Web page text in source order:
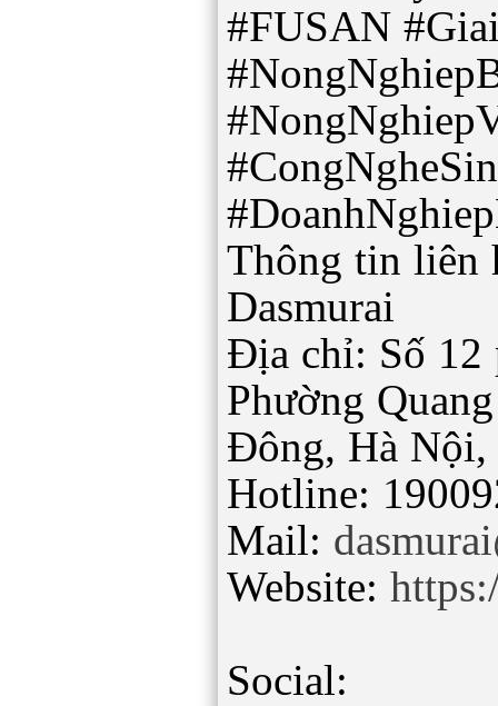
#FUSAN
Thông tin liên
Dasmurai
Địa chỉ: Số 12
Phường
Đông, Hà Nội,
Hotline:
Mail:
Website:
Social: